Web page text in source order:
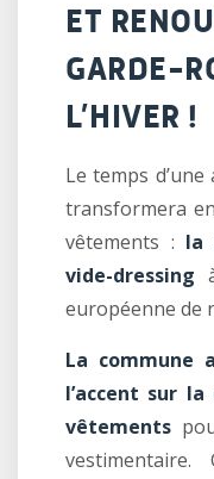
ET
GARDE-
L’HIVER !
Le temps
transformera
vêtements : la
vide-dressing
européenne de
La
l’accent sur
vêtements